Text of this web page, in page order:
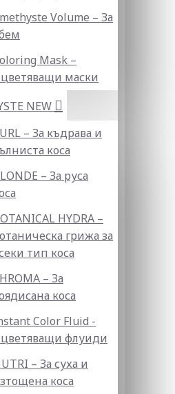
Volume – За
Mask –
маски
NEW
– За къдрава и
коса
– За руса
HYDRA –
грижа за
тип коса
– За
коса
Color Fluid -
флуиди
– За суха и
коса